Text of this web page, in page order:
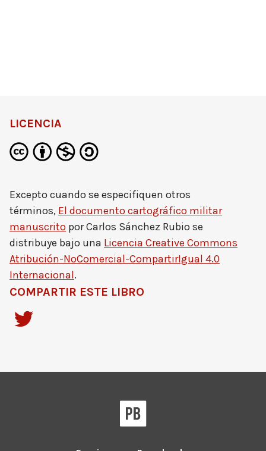
LICENCIA
Excepto cuando se especifiquen otros
términos, El documento cartográfico militar
manuscrito porCarlos Sánchez Rubio se
distribuye bajo una Licencia Creative Commons
Atribución-NoComercial-CompartirIgual 4.0
Internacional.
COMPARTIR ESTE LIBRO